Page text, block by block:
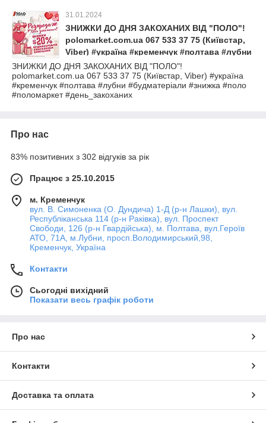
31.01.2024
ЗНИЖКИ ДО ДНЯ ЗАКОХАНИХ ВІД "ПОЛО"!
polomarket.com.ua 067 533 37 75 (Київстар,
Viber) #україна #кременчук #полтава #лубни
#будматеріали #знижка #поло #поломаркет
#день_закоханих
ЗНИЖКИ ДО ДНЯ ЗАКОХАНИХ ВІД "ПОЛО"!
polomarket.com.ua 067 533 37 75 (Київстар, Viber) #україна
#кременчук #полтава #лубни #будматеріали #знижка #поло
#поломаркет #день_закоханих
Про нас
83% позитивних з 302 відгуків за рік
Працює з 25.10.2015
м. Кременчук
вул. В. Симоненка (О. Дундича) 1-Д (р-н Лашки), вул.
Республіканська 114 (р-н Раківка), вул. Проспект
Свободи, 126 (р-н Гвардійська), м. Полтава, вул.Героїв
АТО, 71А, м.Лубни, просп.Володимирський,98,
Кременчук, Україна
Контакти
Сьогодні вихідний
Показати весь графік роботи
Про нас
Контакти
Доставка та оплата